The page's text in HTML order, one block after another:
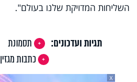
השליחות המדויקת שלנו בעולם".
תגיות ועדכונים: תסמונת
כתבות מגזין
X